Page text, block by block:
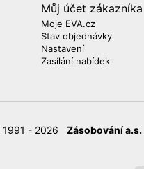
Můj účet zákazníka
Moje EVA.cz
Stav objednávky
Nastavení
Zasílání nabídek
- 2026 Zásobování a.s.